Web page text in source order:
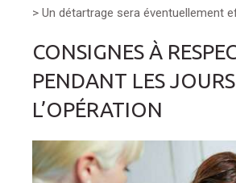
> Un détartrage sera éventuellement
CONSIGNES À
PENDANT LES
L’OPÉRATION